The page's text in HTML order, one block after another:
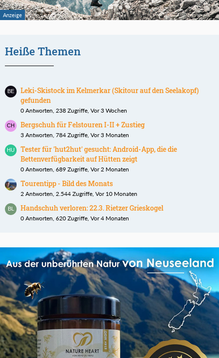
Heiße Themen
Leki-Skistock im Kelmerkar (Skitour auf den Seelakopf)
gefunden
0 Antworten, 238 Zugriffe, Vor 3 Wochen
Bergschuh für Felstouren I-II + Zustieg
3 Antworten, 784 Zugriffe, Vor 3 Monaten
Tester für 'hut2hut' gesucht: Android-App, die die
Bettenverfügbarkeit auf Hütten zeigt
0 Antworten, 689 Zugriffe, Vor 2 Monaten
Tourentipp - Bild des Monats
2 Antworten, 2.544 Zugriffe, Vor 10 Monaten
Handschuh verloren: 22.3. Rietzer Grieskogel
0 Antworten, 620 Zugriffe, Vor 4 Monaten